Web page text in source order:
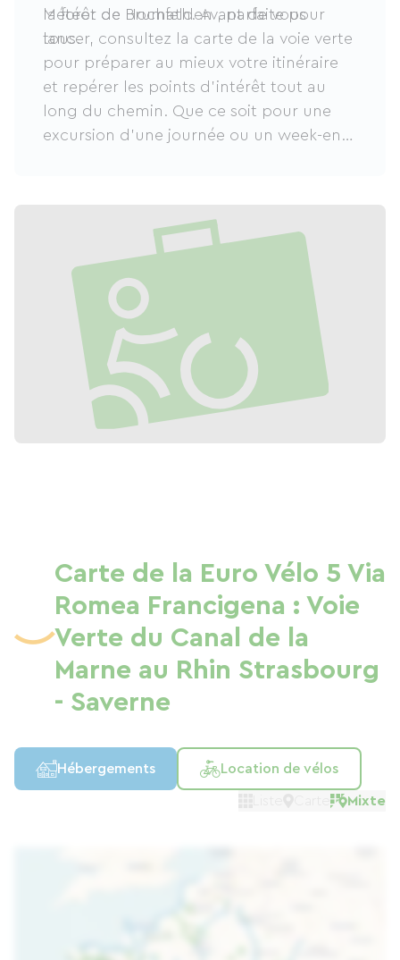
Météor de Hochfelden , parfaite pour
tous.
la forêt de Brumath. Avant de vous
lancer, consultez la carte de la voie verte
pour préparer au mieux votre itinéraire
et repérer les points d'intérêt tout au
long du chemin. Que ce soit pour une
excursion d'une journée ou un week-end
beauté alsacienne.
Carte de la Euro Vélo 5 Via
Romea Francigena : Voie
Verte du Canal de la
Marne au Rhin Strasbourg
- Saverne
Hébergements Location de vélos
Mixte